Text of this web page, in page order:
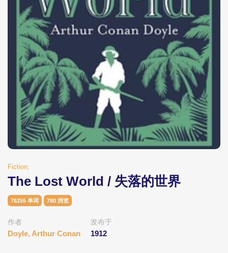
Fiction,
The Lost World / 失落的世界
76255 单词 780 浏览
作者
Doyle, Arthur Conan
发布于
1912